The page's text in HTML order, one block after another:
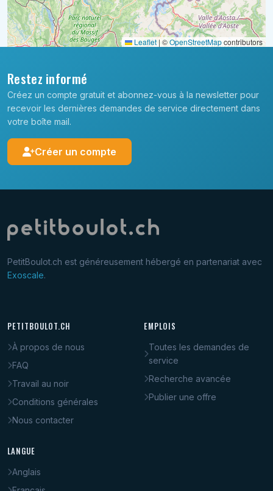
Leaflet | ©OpenStreetMapcontributors
Restez informé
Créez un compte gratuit et abonnez-vous à la newsletter pour
recevoir les dernières demandes de service directement dans
votre boîte mail.
Créer un compte
PetitBoulot.ch est généreusement hébergé en partenariat avec
Exoscale.
PETITBOULOT.CH
À propos de nous
FAQ
Travail au noir
Conditions générales
Nous contacter
EMPLOIS
Toutes les demandes de
service
Recherche avancée
Publier une offre
LANGUE
Anglais